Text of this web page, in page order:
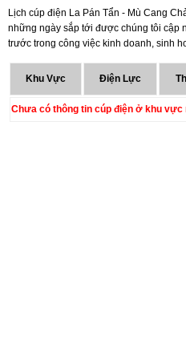
Lịch cúp điện La Pán Tẩn - Mù Cang
những ngày sắp tới được chúng tôi cập
trước trong công việc kinh doanh, sinh
Khu Vực Điện Lực
Chưa có thông tin cúp điện ở khu